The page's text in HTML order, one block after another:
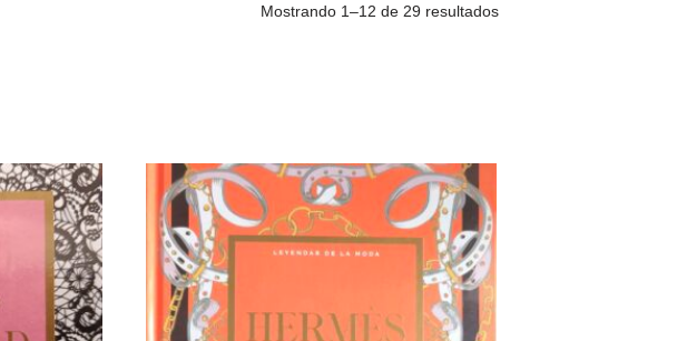
Mostrando 1–12 de 29 resultados